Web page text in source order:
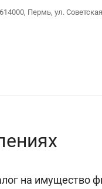
614000, Пермь, ул.
на имущество